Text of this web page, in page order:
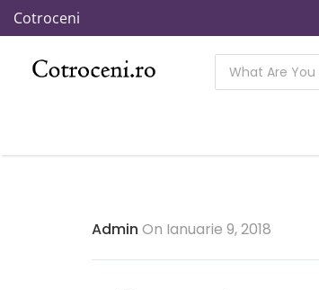
Cotroceni
Admin On Ianuarie 9, 2018